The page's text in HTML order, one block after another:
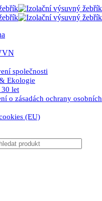
společnosti
Ekologie
30 let
o zásadách ochrany osobních
(EU)